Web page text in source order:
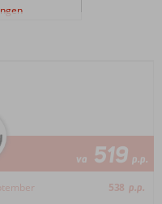
va 519 p.p.
538 p.p.